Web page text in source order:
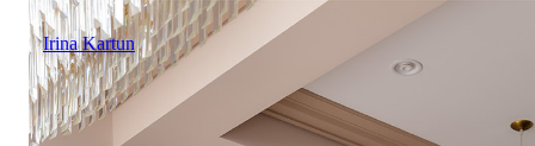
Irina Kartun